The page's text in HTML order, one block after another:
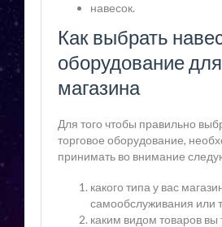
навесок.
Как выбрать
оборудование для
магазина
Для того чтобы правильно
торговое оборудование,
принимать во внимание
какого типа у вас
самообслуживания или
каким видом товаров вы